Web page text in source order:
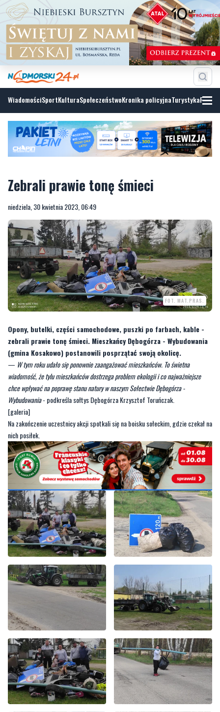
WiadomościSportKulturaSpołeczeństwoKronika policyjnaTurystyka
Zebrali prawie tonę śmieci
niedziela, 30 kwietnia 2023, 06:49
FOT. MAT.PRAS.
Opony, butelki, części samochodowe, puszki po farbach, kable -
zebrali prawie tonę śmieci. Mieszkańcy Dębogórza - Wybudowania
(gmina Kosakowo) postanowili posprzątać swoją okolicę.
— W tym roku udało się ponownie zaangażować mieszkańców. To świetna
wiadomość, że tylu mieszkańców dostrzega problem ekologii i co najważniejsze
chce wpływać na poprawę stanu natury w naszym Sołectwie Dębogórza -
Wybudowania- podkreśla sołtys Dębogórza Krzysztof Toruńczak.
[galeria]
Na zakończenie uczestnicy akcji spotkali się na boisku sołeckim, gdzie czekał na
nich posiłek.